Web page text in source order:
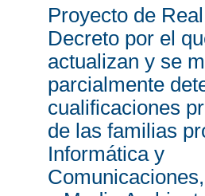
Proyecto de Real
Decreto por el
actualizan y se
parcialmente
cualificaciones
de las familias
Informática y